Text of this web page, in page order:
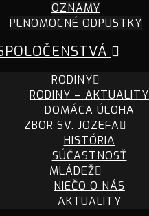
OZNAMY
PLNOMOCNÉ ODPUSTKY
RODINY
RODINY – AKTUALITY
DOMÁCA ÚLOHA
ZBOR SV. JOZEFA
HISTÓRIA
SÚČASTNOSŤ
MLÁDEŽ
NIEČO O NÁS
AKTUALITY